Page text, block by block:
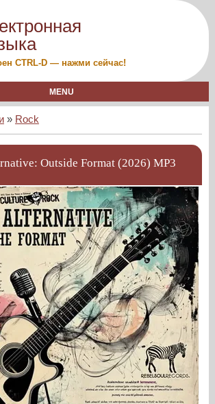
CTRL-D — нажми сейчас!
MENU
» Rock
Outside Format (2026) MP3